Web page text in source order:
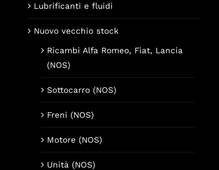
Lubrificanti e fluidi
Nuovo vecchio stock
Ricambi Alfa Romeo, Fiat, Lancia
(NOS)
Sottocarro (NOS)
Freni (NOS)
Motore (NOS)
Unità (NOS)